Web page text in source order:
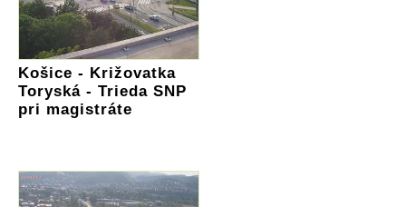
Košice - Križovatka
Toryská - Trieda SNP
pri magistráte